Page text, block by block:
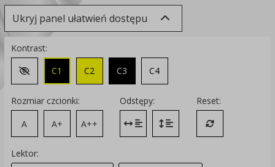
Ukryj panel ułatwień dostępu
Kontrast:
Zmień kontrast na domyślny
C1 C2 C3 C4
Rozmiar czcionki:
A
A+ A++
Odstępy:
Zmień odstęp między literami
Zmień interlinię i margines
Reset:
Przywróć
Lektor: